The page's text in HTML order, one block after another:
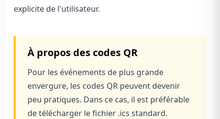
explicite de l'utilisateur.
À propos des codes QR
Pour les événements de plus grande
envergure, les codes QR peuvent devenir
peu pratiques. Dans ce cas, il est préférable
de télécharger le fichier .ics standard.